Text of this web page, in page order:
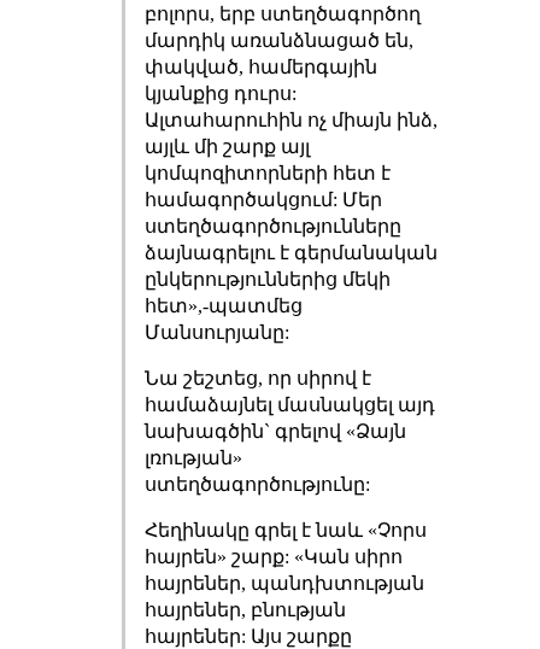
բոլորս, երբ ստեղծագործող
մարդիկ առանձնացած են,
փակված, համերգային
կյանքից դուրս:
Ալտահարուհին ոչ միայն ինձ,
այլև մի շարք այլ
կոմպոզիտորների հետ է
համագործակցում: Մեր
ստեղծագործությունները
ձայնագրելու է գերմանական
ընկերություններից մեկի
հետ»,-պատմեց
Մանսուրյանը:
Նա շեշտեց, որ սիրով է
համաձայնել մասնակցել այդ
նախագծին` գրելով «Ձայն
լռության»
ստեղծագործությունը:
Հեղինակը գրել է նաև «Չորս
հայրեն» շարք: «Կան սիրո
հայրեներ, պանդխտության
հայրեներ, բնության
հայրեներ: Այս շարքը